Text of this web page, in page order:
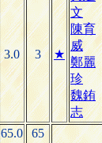
3.0 3 ★
文
陳育
威
鄭麗
珍
魏銪
志
65.0 65